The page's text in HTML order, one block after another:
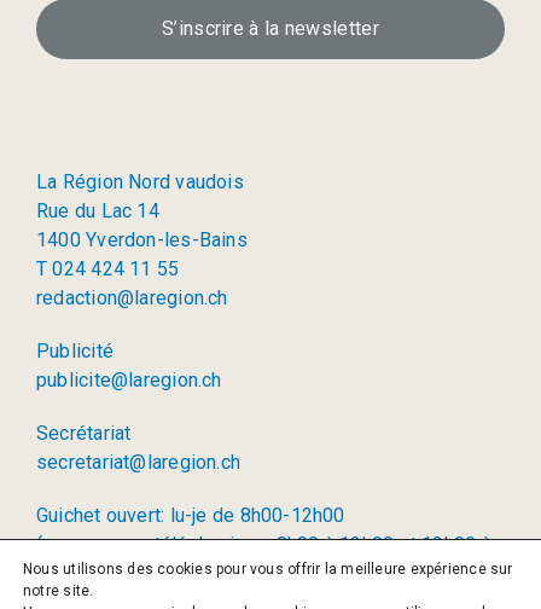
S’inscrire à la newsletter
La Région Nord vaudois
Rue du Lac 14
1400 Yverdon-les-Bains
T 024 424 11 55
redaction@laregion.ch
Publicité
publicite@laregion.ch
Secrétariat
secretariat@laregion.ch
Guichet ouvert: lu-je de 8h00-12h00
(permanence téléphonique: 8h00 à 12h00 et 13h00 à
17h00)
Nous utilisons des cookies pour vous offrir la meilleure expérience sur
notre site.